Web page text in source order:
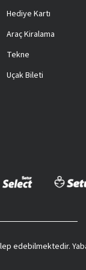
Hediye Kartı
Araç Kiralama
Tekne
Uçak Bileti
edebilmektedir.